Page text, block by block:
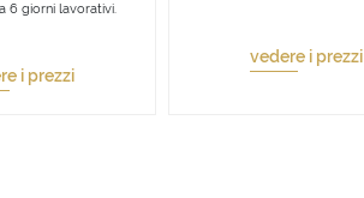
6 giorni lavorativi.
i prezzi
vedere i prezzi